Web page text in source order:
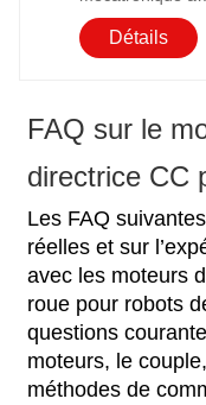
entraînement
Détails
FAQ sur le
directrice CC
Les FAQ
réelles et sur
avec les moteurs
roue pour robots
questions
moteurs, le
méthodes de